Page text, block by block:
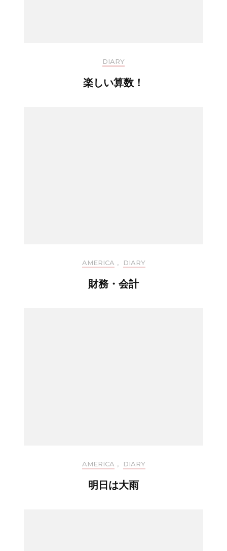
DIARY
楽しい算数！
AMERICA , DIARY
財務・会計
AMERICA , DIARY
明日は大雨